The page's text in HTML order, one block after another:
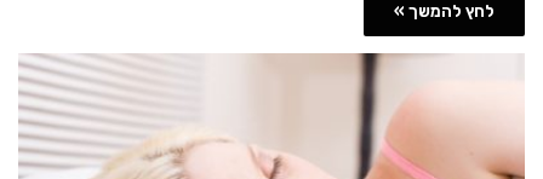
לחץ להמשך »